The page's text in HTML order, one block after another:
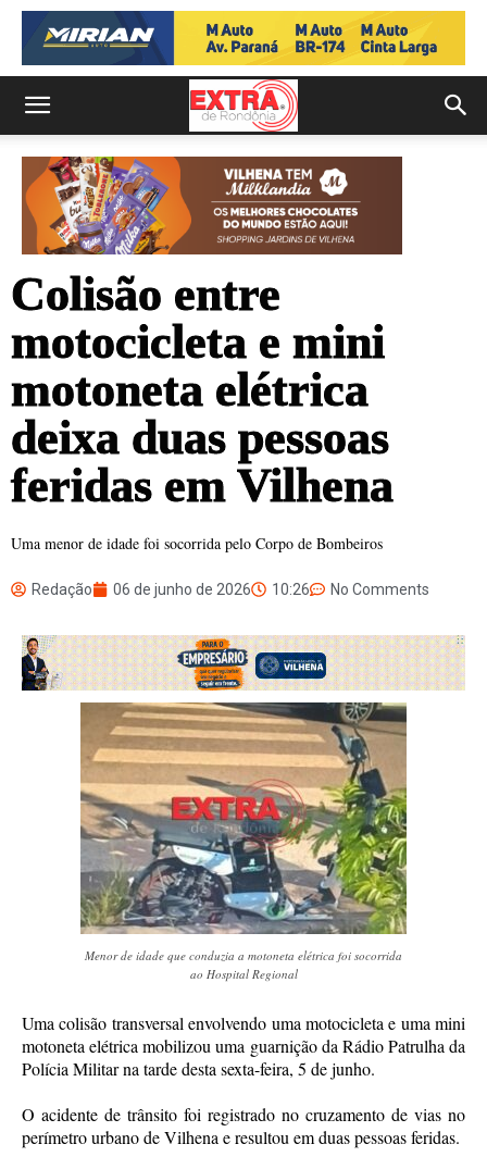
Colisão entre
motocicleta e mini
motoneta elétrica
deixa duas pessoas
feridas em Vilhena
Uma menor de idade foi socorrida pelo Corpo de Bombeiros
Redação 06 de junho de 2026 10:26 No Comments
Menor de idade que conduzia a motoneta elétrica foi socorrida
ao Hospital Regional
Uma colisão transversal envolvendo uma motocicleta e uma mini
motoneta elétrica mobilizou uma guarnição da Rádio Patrulha da
Polícia Militar na tarde desta sexta-feira, 5 de junho.
O acidente de trânsito foi registrado no cruzamento de vias no
perímetro urbano de Vilhena e resultou em duas pessoas feridas.